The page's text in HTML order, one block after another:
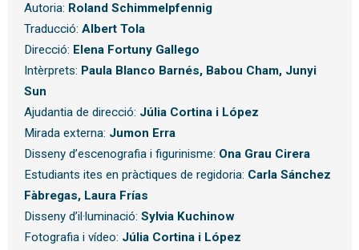
Autoria: Roland Schimmelpfennig
Traducció: Albert Tola
Direcció: E lena Fortuny Gallego
Intèrprets: Paula Blanco Barnés, Babou Cham, Junyi
Sun
Ajudantia de direcció: Júlia Cortina i López
Mirada externa: Jumon Erra
Disseny d’escenografia i figurinisme: Ona Grau Cirera
Estudiants ites en pràctiques de regidoria: Carla Sánchez
Fàbregas, Laura Frías
Disseny d’il·luminació: Sylvia Kuchinow
Fotografia i vídeo: Júlia Cortina i López